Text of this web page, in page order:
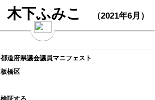
木下ふみこ （2021年6月）
都道府県議会議員マニフェスト
板橋区